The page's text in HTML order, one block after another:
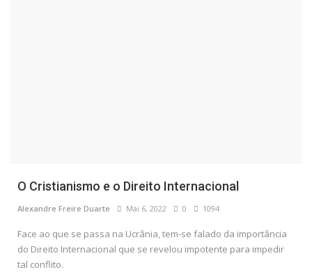
O Cristianismo e o Direito Internacional
Alexandre Freire Duarte Mai 6, 2022 0 1094
Face ao que se passa na Ucrânia, tem-se falado da importância
do Direito Internacional que se revelou impotente para impedir
tal conflito.